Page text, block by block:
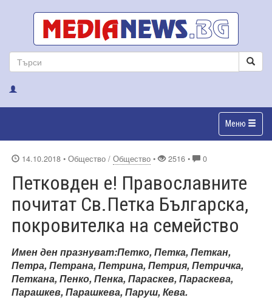
Меню
14.10.2018 • Общество / Общество • 2516 • 0
Петковден е! Православните
почитат Св.Петка Българска,
покровителка на семейство
Имен ден празнуват:Петко, Петка, Петкан,
Петра, Петрана, Петрина, Петрия, Петричка,
Петкана, Пенко, Пенка, Параскев, Параскева,
Парашкев, Парашкева, Паруш, Кева.